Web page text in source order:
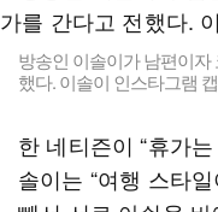
방송인 이솔이가 남편이
했다. 이솔이 인스타그램
한 네티즌이 “휴가
솔이는 “여행 스타